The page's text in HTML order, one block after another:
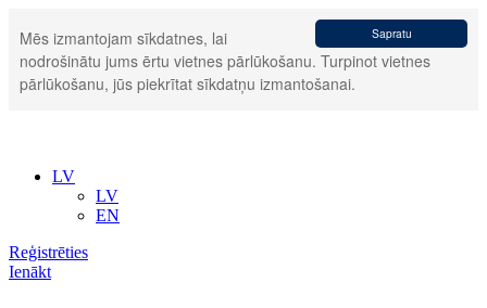
Sapratu
Mēs izmantojam sīkdatnes, lai
nodrošinātu jums ērtu vietnes pārlūkošanu. Turpinot vietnes
pārlūkošanu, jūs piekrītat sīkdatņu izmantošanai.
LV
LV
EN
Reģistrēties
Ienākt